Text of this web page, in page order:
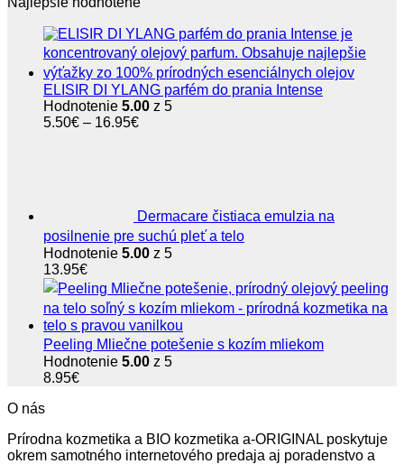
ELISIR DI YLANG parfém do prania Intense
Hodnotenie 5.00 z 5
5.50€ – 16.95€Price
Dermacare čistiaca emulzia na
posilnenie pre suchú pleť a telo
Hodnotenie 5.00 z 5
13.95€
Peeling Mliečne potešenie s kozím mliekom
Hodnotenie 5.00 z 5
8.95€
O nás
Prírodna kozmetika a BIO kozmetika a-ORIGINAL poskytuje
okrem samotného internetového predaja aj poradenstvo a